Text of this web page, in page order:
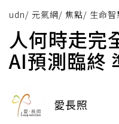
udn/ 元氣網/ 焦點/ 生命智
人何時走完
AI預測臨終
愛長照